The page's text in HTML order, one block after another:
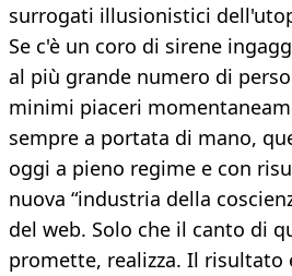
surrogati illusionistici
Se c'è un coro di sirene
al più grande numero di
minimi piaceri
sempre a portata di mano,
oggi a pieno regime e con
nuova “industria della
del web. Solo che il canto di
promette, realizza. Il risultato